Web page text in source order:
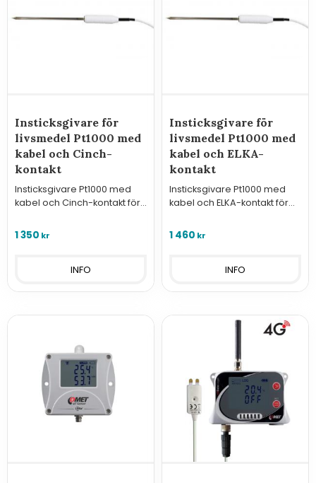
Insticksgivare för
livsmedel Pt1000 med
kabel och Cinch-
kontakt
Insticksgivare Pt1000 med
kabel och Cinch-kontakt för
livsmedel och anslutning till
1 350 kr
INFO
Insticksgivare för
livsmedel Pt1000 med
kabel och ELKA-
kontakt
Insticksgivare Pt1000 med
kabel och ELKA-kontakt för
livsmedel och Comet
1 460 kr
INFO